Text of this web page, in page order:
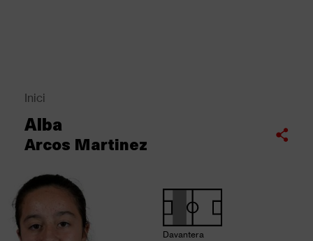
Fil
d'Ariadna
Inici
Alba
Arcos Martinez
Compartir
Davantera